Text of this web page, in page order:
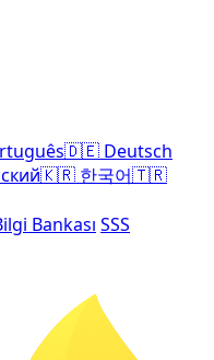
🇩🇪 Deutsch
🇰🇷 한국어🇹🇷
Bankası SSS